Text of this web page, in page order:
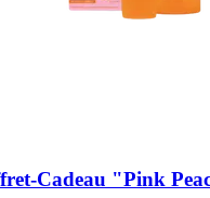
​Cadeau "Pink